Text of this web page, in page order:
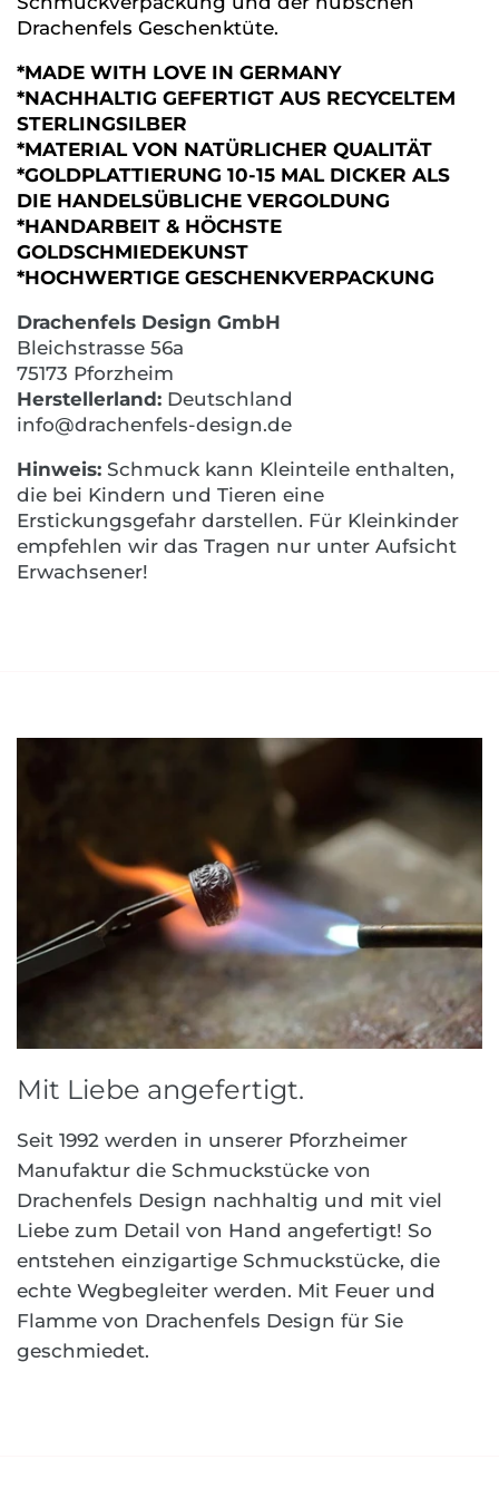
Drachenfels Geschenktüte.
*MADE WITH LOVE IN GERMANY
*NACHHALTIG GEFERTIGT AUS RECYCELTEM
STERLINGSILBER
*MATERIAL VON NATÜRLICHER QUALITÄT
*GOLDPLATTIERUNG 10-15 MAL DICKER ALS
DIE HANDELSÜBLICHE VERGOLDUNG
*HANDARBEIT & HÖCHSTE
GOLDSCHMIEDEKUNST
*HOCHWERTIGE GESCHENKVERPACKUNG
Drachenfels Design GmbH
Bleichstrasse 56a
75173 Pforzheim
Herstellerland: Deutschland
info@drachenfels-design.de
Hinweis: Schmuck kann Kleinteile enthalten,
die bei Kindern und Tieren eine
Erstickungsgefahr darstellen. Für Kleinkinder
empfehlen wir das Tragen nur unter Aufsicht
Erwachsener!
Mit Liebe angefertigt.
Seit 1992 werden in unserer Pforzheimer
Manufaktur die Schmuckstücke von
Drachenfels Design nachhaltig und mit viel
Liebe zum Detail von Hand angefertigt! So
entstehen einzigartige Schmuckstücke, die
echte Wegbegleiter werden. Mit Feuer und
Flamme von Drachenfels Design für Sie
geschmiedet.